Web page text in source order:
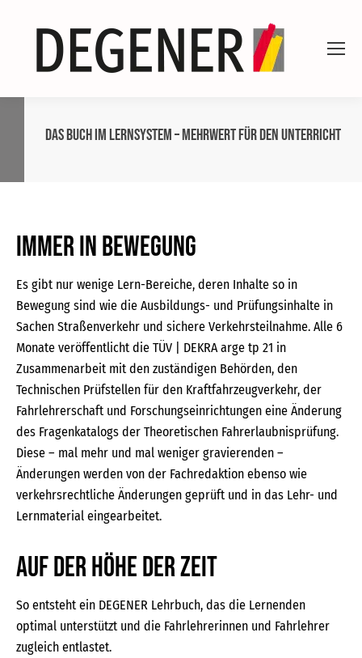
Das Buch im Lernsystem – Mehrwert für den Unterricht
IMMER IN BEWEGUNG
Es gibt nur wenige Lern-Bereiche, deren Inhalte so in
Bewegung sind wie die Ausbildungs- und Prüfungsinhalte in
Sachen Straßenverkehr und sichere Verkehrsteilnahme. Alle 6
Monate veröffentlicht die TÜV | DEKRA arge tp 21 in
Zusammenarbeit mit den zuständigen Behörden, den
Technischen Prüfstellen für den Kraftfahrzeugverkehr, der
Fahrlehrerschaft und Forschungseinrichtungen eine Änderung
des Fragenkatalogs der Theoretischen Fahrerlaubnisprüfung.
Diese – mal mehr und mal weniger gravierenden –
Änderungen werden von der Fachredaktion ebenso wie
verkehrsrechtliche Änderungen geprüft und in das Lehr- und
Lernmaterial eingearbeitet.
AUF DER HÖHE DER ZEIT
So entsteht ein DEGENER Lehrbuch, das die Lernenden
optimal unterstützt und die Fahrlehrerinnen und Fahrlehrer
zugleich entlastet.